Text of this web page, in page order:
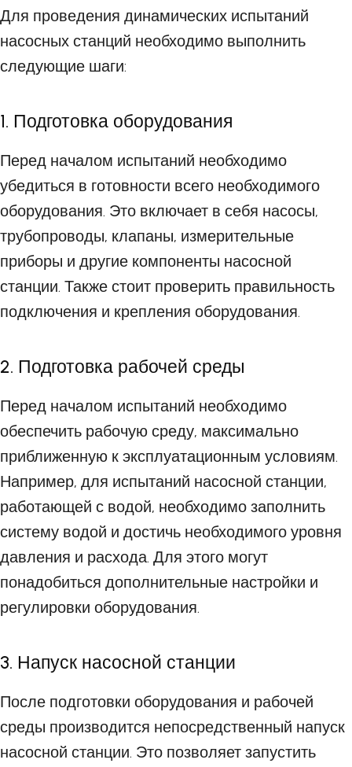
Для проведения динамических испытаний
насосных станций необходимо выполнить
следующие шаги:
1. Подготовка оборудования
Перед началом испытаний необходимо
убедиться в готовности всего необходимого
оборудования. Это включает в себя насосы,
трубопроводы, клапаны, измерительные
приборы и другие компоненты насосной
станции. Также стоит проверить правильность
подключения и крепления оборудования.
2. Подготовка рабочей среды
Перед началом испытаний необходимо
обеспечить рабочую среду, максимально
приближенную к эксплуатационным условиям.
Например, для испытаний насосной станции,
работающей с водой, необходимо заполнить
систему водой и достичь необходимого уровня
давления и расхода. Для этого могут
понадобиться дополнительные настройки и
регулировки оборудования.
3. Напуск насосной станции
После подготовки оборудования и рабочей
среды производится непосредственный напуск
насосной станции. Это позволяет запустить